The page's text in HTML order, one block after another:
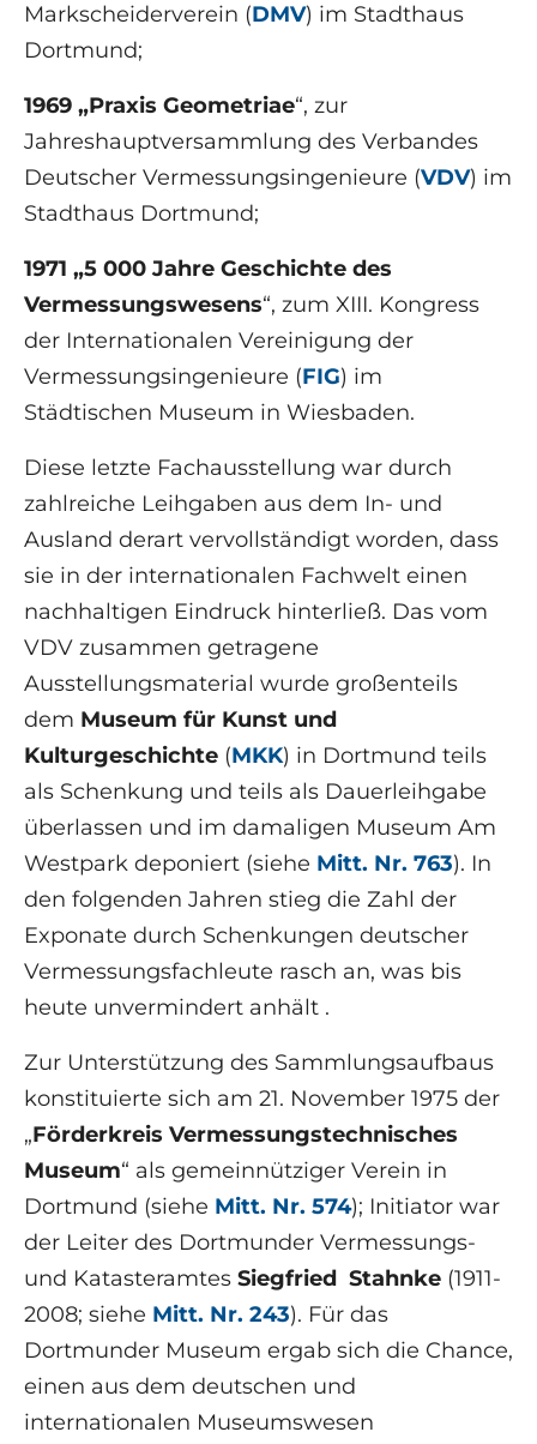
Markscheiderverein (DMV) im Stadthaus
Dortmund;
1969 „Praxis Geometriae“, zur
Jahreshauptversammlung des Verbandes
Deutscher Vermessungsingenieure (VDV) im
Stadthaus Dortmund;
1971 „5 000 Jahre Geschichte des
Vermessungswesens“, zum XIII. Kongress
der Internationalen Vereinigung der
Vermessungsingenieure (FIG) im
Städtischen Museum in Wiesbaden.
Diese letzte Fachausstellung war durch
zahlreiche Leihgaben aus dem In- und
Ausland derart vervollständigt worden, dass
sie in der internationalen Fachwelt einen
nachhaltigen Eindruck hinterließ. Das vom
VDV zusammen getragene
Ausstellungsmaterial wurde großenteils
dem Museum für Kunst und
Kulturgeschichte (MKK) in Dortmund teils
als Schenkung und teils als Dauerleihgabe
überlassen und im damaligen Museum Am
Westpark deponiert (siehe Mitt. Nr. 763). In
den folgenden Jahren stieg die Zahl der
Exponate durch Schenkungen deutscher
Vermessungsfachleute rasch an, was bis
heute unvermindert anhält .
Zur Unterstützung des Sammlungsaufbaus
konstituierte sich am 21. November 1975 der
„Förderkreis Vermessungstechnisches
Museum“ als gemeinnütziger Verein in
Dortmund (siehe Mitt. Nr. 574); Initiator war
der Leiter des Dortmunder Vermessungs-
und Katasteramtes Siegfried Stahnke (1911-
2008; siehe Mitt. Nr. 243). Für das
Dortmunder Museum ergab sich die Chance,
einen aus dem deutschen und
internationalen Museumswesen